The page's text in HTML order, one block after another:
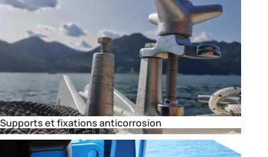
Supports et fixations anticorrosion